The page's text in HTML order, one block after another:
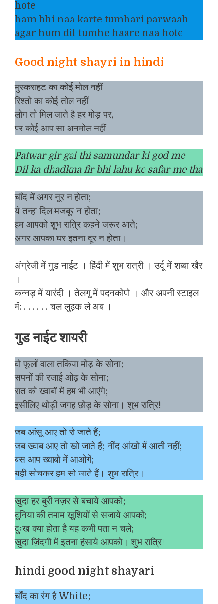
hote
ham bhi naa karte tumhari parwaah
agar hum dil tumhe haare naa hote
Good night shayri in hindi
मुस्कराहट का कोई मोल नहीं
रिश्तो का कोई तोल नहीं
लोग तो मिल जाते है हर मोड़ पर,
पर कोई आप सा अनमोल नहीं
Patwar gir gai thi samundar ki god me
Dil ka dhadkna fir bhi lahu ke safar me tha
चाँद में अगर नूर न होता;
ये तन्हा दिल मजबूर न होता;
हम आपको शुभ रात्रि कहने जरूर आते;
अगर आपका घर इतना दूर न होता।
अंग्रेजी में गुड नाईट । हिंदी में शुभ रात्री । उर्दू में शब्बा खैर
।
कन्नड़ में यारंदी । तेलगू में पदनकोपो । और अपनी स्टाइल
में: . . . . . . चल लुढ़क ले अब ।
गुड नाईट शायरी
वो फूलों वाला तकिया मोड़ के सोना;
सपनों की रजाई ओढ़ के सोना;
रात को ख्वाबों में हम भी आएंगे;
इसीलिए थोड़ी जगह छोड़ के सोना। शुभ रात्रि!
जब आंसू आए तो रो जाते हैं;
जब ख्वाब आए तो खो जाते हैं; नींद आंखो में आती नहीं;
बस आप ख्वाबो में आओगें;
यही सोचकर हम सो जाते हैं। शुभ रात्रि।
खुदा हर बुरी नज़र से बचाये आपको;
दुनिया की तमाम खुशियों से सजाये आपको;
दुःख क्या होता है यह कभी पता न चले;
खुदा ज़िंदगी में इतना हंसाये आपको। शुभ रात्रि!
hindi good night shayari
चाँद का रंग है White;